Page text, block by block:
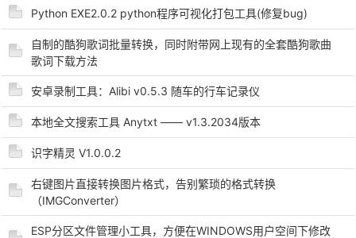
Python EXE2.0.2 python程序可视化打包工具(修复bug)
自制的酷狗歌词批量转换，同时附带网上现有的全套酷狗歌曲
歌词下载方法
安卓录制工具：Alibi v0.5.3 随车的行车记录仪
本地全文搜索工具 Anytxt —— v1.3.2034版本
识字精灵 V1.0.0.2
右键图片直接转换图片格式，告别繁琐的格式转换
（IMGConverter）
ESP分区文件管理小工具，方便在WINDOWS用户空间下修改